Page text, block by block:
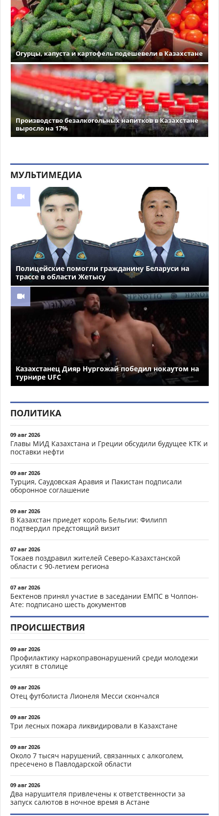
Огурцы, капуста и картофель подешевели в Казахстане
Производство безалкогольных напитков в Казахстане
выросло на 17%
МУЛЬТИМЕДИА
Полицейские помогли гражданину Беларуси на
трассе в области Жетысу
Казахстанец Дияр Нургожай победил нокаутом на
турнире UFC
ПОЛИТИКА
09 авг 2026
Главы МИД Казахстана и Греции обсудили будущее КТК и
поставки нефти
09 авг 2026
Турция, Саудовская Аравия и Пакистан подписали
оборонное соглашение
09 авг 2026
В Казахстан приедет король Бельгии: Филипп
подтвердил предстоящий визит
07 авг 2026
Токаев поздравил жителей Северо-Казахстанской
области с 90-летием региона
07 авг 2026
Бектенов принял участие в заседании ЕМПС в Чолпон-
Ате: подписано шесть документов
ПРОИСШЕСТВИЯ
09 авг 2026
Профилактику наркоправонарушений среди молодежи
усилят в столице
09 авг 2026
Отец футболиста Лионеля Месси скончался
09 авг 2026
Три лесных пожара ликвидировали в Казахстане
09 авг 2026
Около 7 тысяч нарушений, связанных с алкоголем,
пресечено в Павлодарской области
09 авг 2026
Два нарушителя привлечены к ответственности за
запуск салютов в ночное время в Астане